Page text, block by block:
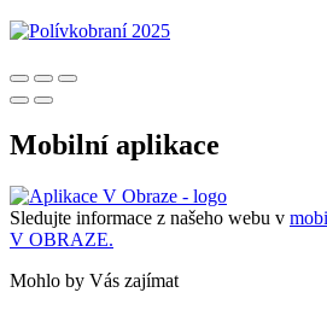
Mobilní aplikace
Sledujte informace z našeho webu v
V OBRAZE.
Mohlo by Vás zajímat